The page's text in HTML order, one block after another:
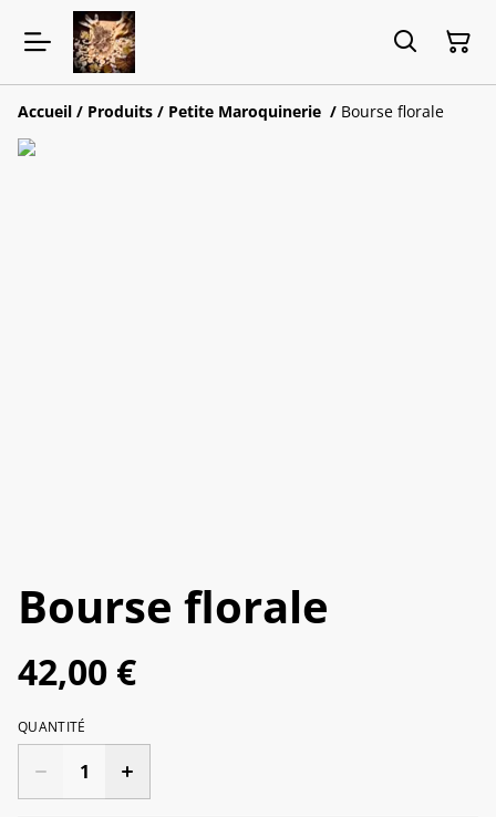
Accueil / Produits / Petite Maroquinerie / Bourse florale
Bourse florale
42,00 €
QUANTITÉ